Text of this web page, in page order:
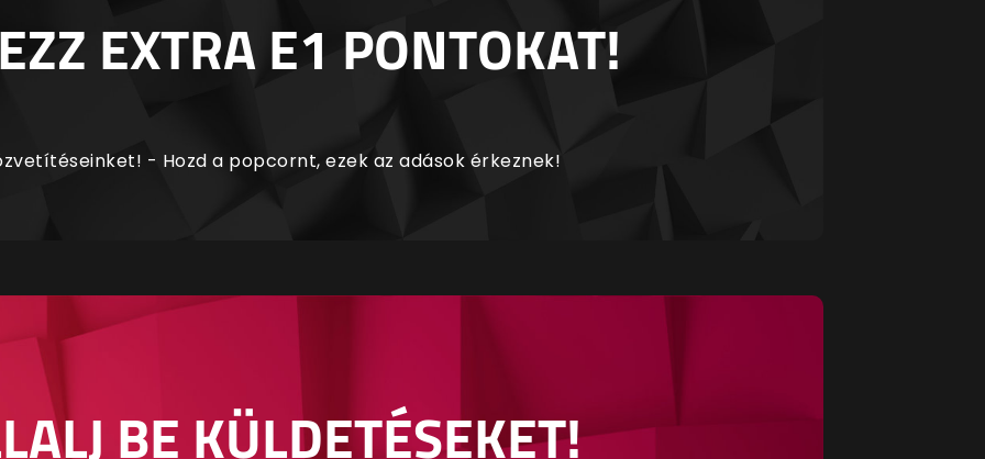
EXTRA E1 PONTOKAT!
- Hozd a popcornt, ezek az adások érkeznek!
BE KÜLDETÉSEKET!